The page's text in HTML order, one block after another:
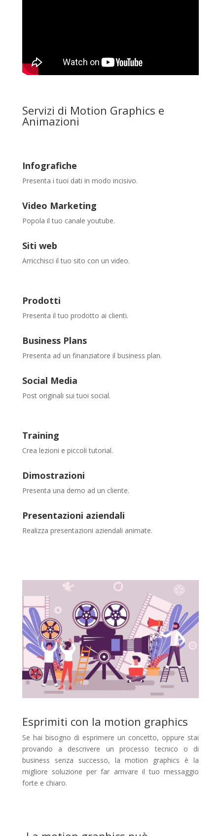
Servizi di Motion Graphics e
Animazioni
Infografiche
Presenta i tuoi dati in modo incisivo.
Video Marketing
Popola il tuo canale youtube.
Siti web
Arricchisci il tuo sito con un video.
Prodotti
Presenta il tuo prodotto ai clienti.
Business Plans
Presenta ad un finanziatore il business plan.
Social Media
Post originali sui tuoi social.
Training
Crea lezioni e piccoli tutorial.
Dimostrazioni
Presenta una demo ad un cliente.
Presentazioni aziendali
Realizza presentazioni aziendali animate.
Esprimiti con la motion graphics
Se hai bisogno di esprimere un concetto, oppure stai
provando a descrivere un processo tecnico o di
business senza successo, la motion graphics è la
migliore soluzione per far arrivare il tuo messaggio
forte e chiaro.